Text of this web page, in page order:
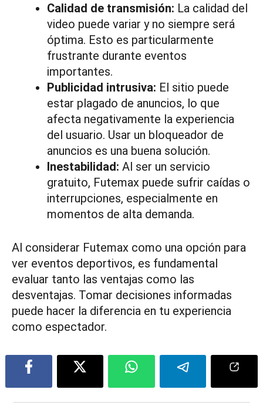
Calidad de transmisión: La calidad del
video puede variar y no siempre será
óptima. Esto es particularmente
frustrante durante eventos
importantes.
Publicidad intrusiva: El sitio puede
estar plagado de anuncios, lo que
afecta negativamente la experiencia
del usuario. Usar un bloqueador de
anuncios es una buena solución.
Inestabilidad: Al ser un servicio
gratuito, Futemax puede sufrir caídas o
interrupciones, especialmente en
momentos de alta demanda.
Al considerar Futemax como una opción para
ver eventos deportivos, es fundamental
evaluar tanto las ventajas como las
desventajas. Tomar decisiones informadas
puede hacer la diferencia en tu experiencia
como espectador.